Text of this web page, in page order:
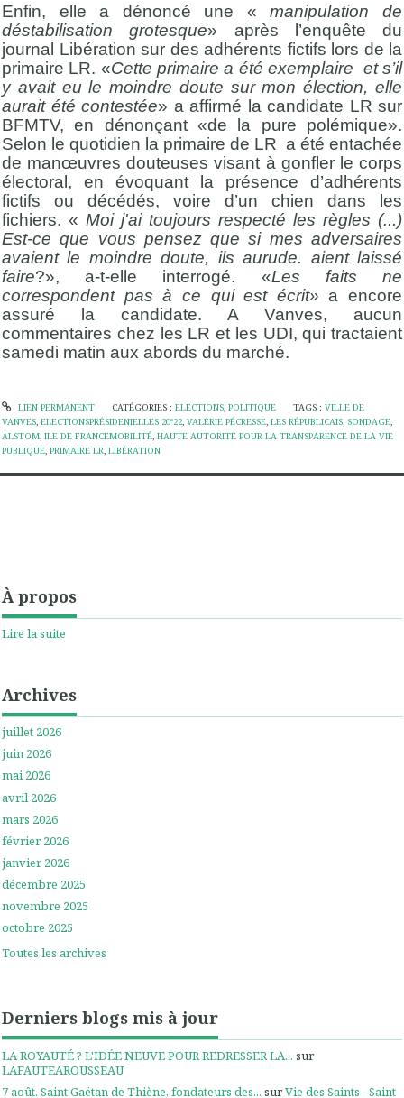
Enfin, elle a dénoncé une «manipulation de
déstabilisation grotesque» après l’enquête du
journal Libération sur des adhérents fictifs lors de la
primaire LR. «Cette primaire a été exemplaire et s’il
y avait eu le moindre doute sur mon élection, elle
aurait été contestée» a affirmé la candidate LR sur
BFMTV, en dénonçant «de la pure polémique».
Selon le quotidien la primaire de LR a été entachée
de manœuvres douteuses visant à gonfler le corps
électoral, en évoquant la présence d’adhérents
fictifs ou décédés, voire d’un chien dans les
fichiers. « Moi j'ai toujours respecté les règles (...)
Est-ce que vous pensez que si mes adversaires
avaient le moindre doute, ils aurude. aient laissé
faire?», a-t-elle interrogé. «Les faits ne
correspondent pas à ce qui est écrit» a encore
assuré la candidate. A Vanves, aucun
commentaires chez les LR et les UDI, qui tractaient
samedi matin aux abords du marché.
LIEN PERMANENT CATÉGORIES : ELECTIONS, POLITIQUE TAGS :VILLE DE
VANVES, ELECTIONSPRÉSIDENIELLES 20°22, VALÉRIE PÉCRESSE, LES RÉPUBLICAIS, SONDAGE,
ALSTOM, ILE DE FRANCEMOBILITÉ, HAUTE AUTORITÉ POUR LA TRANSPARENCE DE LA VIE
PUBLIQUE, PRIMAIRE LR, LIBÉRATION
À propos
Lire la suite
Archives
juillet 2026
juin 2026
mai 2026
avril 2026
mars 2026
février 2026
janvier 2026
décembre 2025
novembre 2025
octobre 2025
Toutes les archives
Derniers blogs mis à jour
LA ROYAUTÉ ? L'IDÉE NEUVE POUR REDRESSER LA... sur
LAFAUTEAROUSSEAU
7 août. Saint Gaëtan de Thiène, fondateurs des... surVie des Saints - Saint